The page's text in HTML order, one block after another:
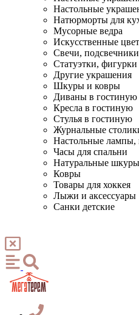
Настольные
Натюрморты для
Мусорные ведра
Искусственные
Свечи, подсвечники
Статуэтки, фигурки
Другие украшения
Шкуры и ковры
Диваны в гостиную
Кресла в гостиную
Стулья в гостиную
Журнальные
Настольные лампы,
Часы для спальни
Натуральные шкуры
Ковры
Товары для хоккея
Лыжи и аксессуары
Санки детские